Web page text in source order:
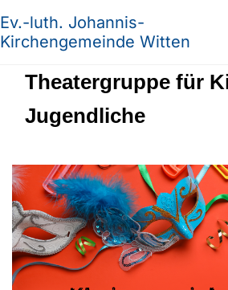
Ev.-luth. Johannis-
Kirchengemeinde Witten
Theatergruppe für
Jugendliche